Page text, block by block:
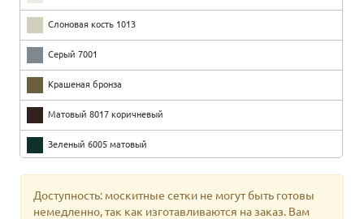
Слоновая кость 1013
Серый 7001
Крашеная бронза
Матовый 8017 коричневый
Зеленый 6005 матовый
Матовый черный 9005
коричневый
Доступность: москитные сетки не могут быть готовы
немедленно, так как изготавливаются на заказ. Вам